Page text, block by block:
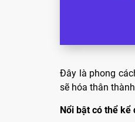
Đây là phong
sẽ hóa thân
Nổi bật có thể